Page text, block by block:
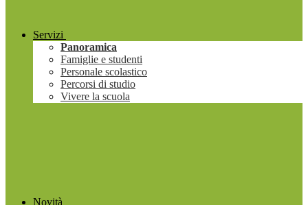
Servizi
Panoramica
Famiglie e studenti
Personale scolastico
Percorsi di studio
Vivere la scuola
Novità